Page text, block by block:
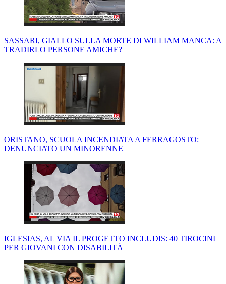
SASSARI, GIALLO SULLA MORTE DI WILLIAM MANCA: A
TRADIRLO PERSONE AMICHE?
ORISTANO, SCUOLA INCENDIATA A FERRAGOSTO:
DENUNCIATO UN MINORENNE
IGLESIAS, AL VIA IL PROGETTO INCLUDIS: 40 TIROCINI
PER GIOVANI CON DISABILITÀ